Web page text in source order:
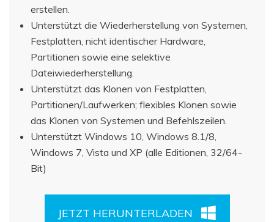
erstellen.
Unterstützt die Wiederherstellung von Systemen,
Festplatten, nicht identischer Hardware,
Partitionen sowie eine selektive
Dateiwiederherstellung.
Unterstützt das Klonen von Festplatten,
Partitionen/Laufwerken; flexibles Klonen sowie
das Klonen von Systemen und Befehlszeilen.
Unterstützt Windows 10, Windows 8.1/8,
Windows 7, Vista und XP (alle Editionen, 32/64-
Bit)
JETZT HERUNTERLADEN